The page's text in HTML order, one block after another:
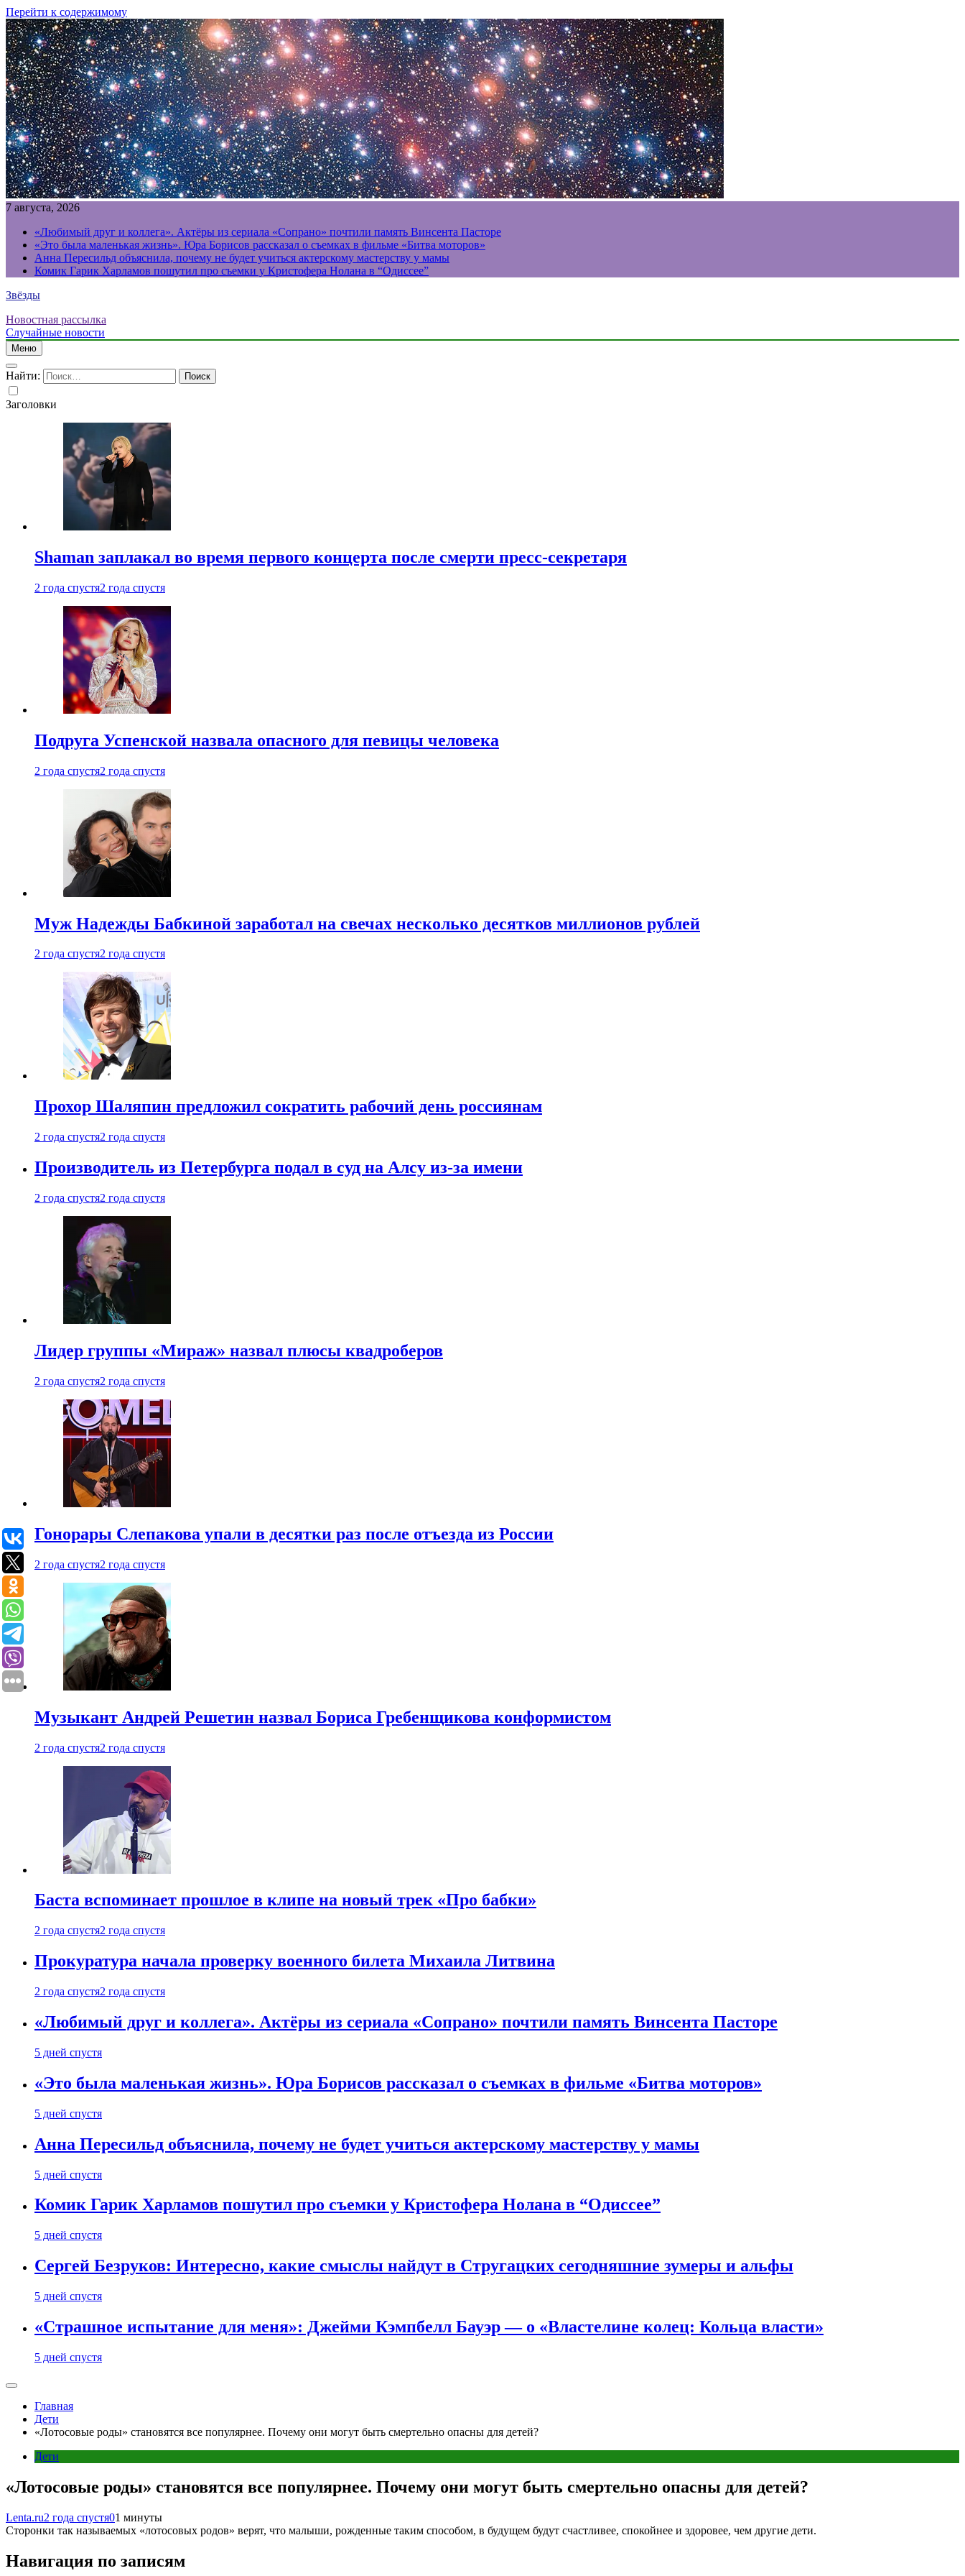
Перейти к содержимому
7 августа, 2026
«Любимый друг и коллега». Актёры из сериала «Сопрано» почтили память Винсента Пасторе
«Это была маленькая жизнь». Юра Борисов рассказал о съемках в фильме «Битва моторов»
Анна Пересильд объяснила, почему не будет учиться актерскому мастерству у мамы
Комик Гарик Харламов пошутил про съемки у Кристофера Нолана в “Одиссее”
Звёзды
Новостная рассылка
Случайные новости
Меню
Найти:
Заголовки
Shaman заплакал во время первого концерта после смерти пресс-секретаря
2 года спустя2 года спустя
Подруга Успенской назвала опасного для певицы человека
2 года спустя2 года спустя
Муж Надежды Бабкиной заработал на свечах несколько десятков миллионов рублей
2 года спустя2 года спустя
Прохор Шаляпин предложил сократить рабочий день россиянам
2 года спустя2 года спустя
Производитель из Петербурга подал в суд на Алсу из-за имени
2 года спустя2 года спустя
Лидер группы «Мираж» назвал плюсы квадроберов
2 года спустя2 года спустя
Гонорары Слепакова упали в десятки раз после отъезда из России
2 года спустя2 года спустя
Музыкант Андрей Решетин назвал Бориса Гребенщикова конформистом
2 года спустя2 года спустя
Баста вспоминает прошлое в клипе на новый трек «Про бабки»
2 года спустя2 года спустя
Прокуратура начала проверку военного билета Михаила Литвина
2 года спустя2 года спустя
«Любимый друг и коллега». Актёры из сериала «Сопрано» почтили память Винсента Пасторе
5 дней спустя
«Это была маленькая жизнь». Юра Борисов рассказал о съемках в фильме «Битва моторов»
5 дней спустя
Анна Пересильд объяснила, почему не будет учиться актерскому мастерству у мамы
5 дней спустя
Комик Гарик Харламов пошутил про съемки у Кристофера Нолана в “Одиссее”
5 дней спустя
Сергей Безруков: Интересно, какие смыслы найдут в Стругацких сегодняшние зумеры и альфы
5 дней спустя
«Страшное испытание для меня»: Джейми Кэмпбелл Бауэр — о «Властелине колец: Кольца власти»
5 дней спустя
Главная
Дети
«Лотосовые роды» становятся все популярнее. Почему они могут быть смертельно опасны для детей?
Дети
«Лотосовые роды» становятся все популярнее. Почему они могут быть смертельно опасны для детей?
Lenta.ru2 года спустя01 минуты
Сторонки так называемых «лотосовых родов» верят, что малыши, рожденные таким способом, в будущем будут счастливее, спокойнее и здоровее, чем другие дети.
Навигация по записям